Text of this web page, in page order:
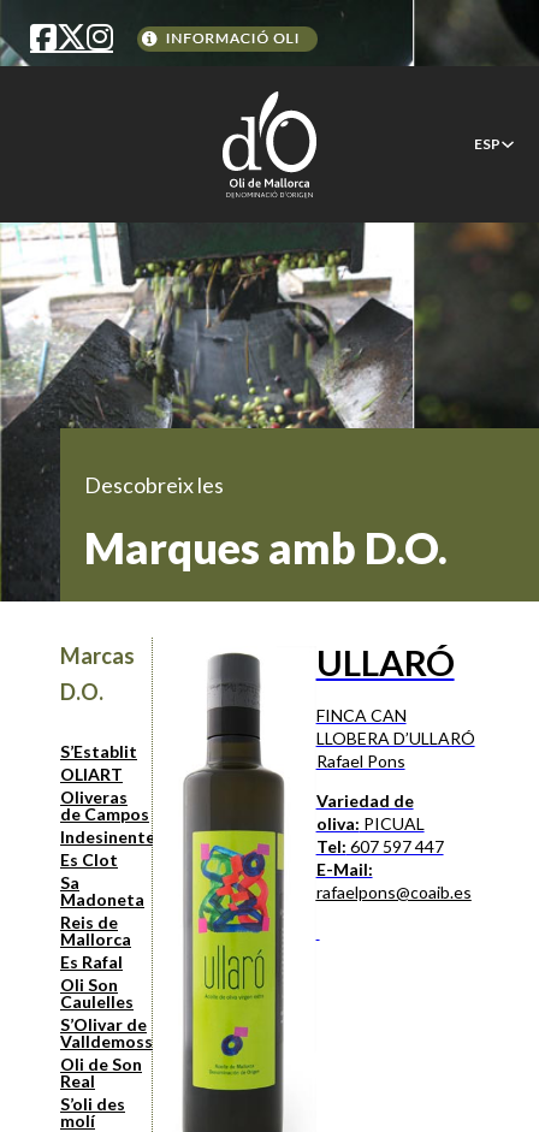
ESP
Descobreix les
Marques amb D.O.
Marcas
D.O.
S’Establit
OLIART
Oliveras
de Campos
Indesinenter
Es Clot
Sa
Madoneta
Reis de
Mallorca
Es Rafal
Oli Son
Caulelles
S’Olivar de
Valldemossa
Oli de Son
Real
S’oli des
molí
ULLARÓ
FINCA CAN
LLOBERA D’ULLARÓ
Rafael Pons
Variedad de
oliva: PICUAL
Tel: 607 597 447
E-Mail:
rafaelpons@coaib.es